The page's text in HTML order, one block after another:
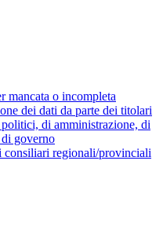
mancata o incompleta
dei dati da parte dei titolari
di amministrazione, di
governo
consiliari regionali/provinciali